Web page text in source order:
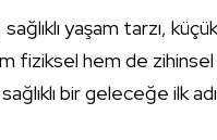
sağlıklı yaşam tarzı,
fiziksel hem de zihinsel
bir geleceğe ilk